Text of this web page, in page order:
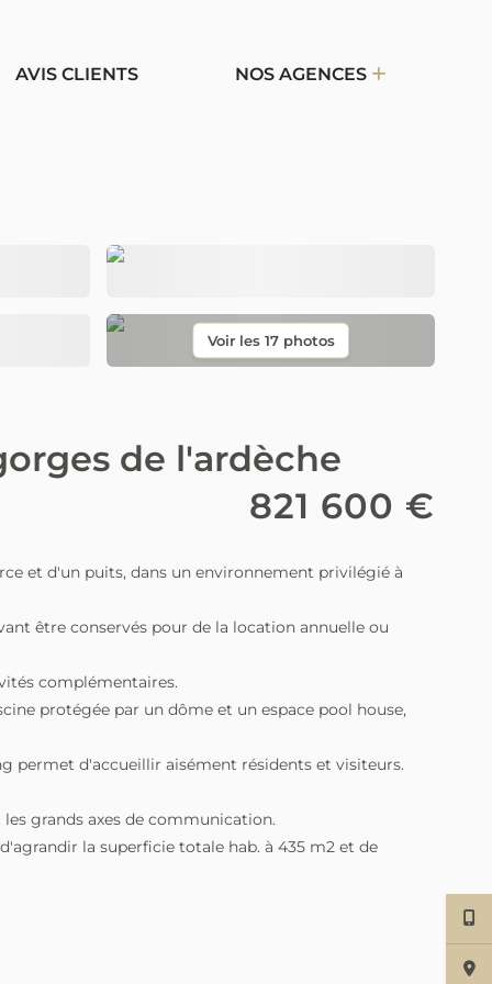
AVIS CLIENTS NOS AGENCES
de l'ardèche
821 600 €
et d'un puits, dans un environnement privilégié à
être conservés pour de la location annuelle ou
complémentaires.
protégée par un dôme et un espace pool house,
permet d'accueillir aisément résidents et visiteurs.
grands axes de communication.
la superficie totale hab. à 435 m2 et de